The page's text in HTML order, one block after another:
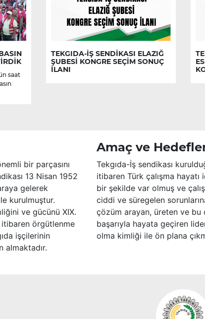
saat
TEKGIDA-İŞ SENDİKASI ELAZIĞ
ŞUBESİ KONGRE SEÇİM SONUÇ
İLANI
bir parçasını
13 Nisan 1952
gelerek
kurulmuştur.
ve gücünü XIX.
itibaren örgütlenme
işçilerinin
almaktadır.
Amaç ve
Tekgıda-İş sendikası
itibaren Türk çalışma hayatı
bir şekilde var olmuş ve
ciddi ve süregelen
çözüm arayan, üreten ve bu
başarıyla hayata geçiren
olma kimliği ile ön plana